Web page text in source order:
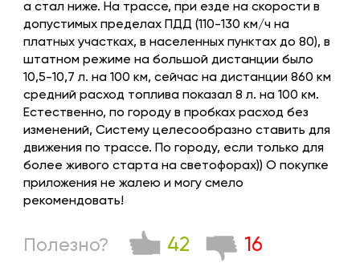
а стал ниже. На трассе, при езде на скорости в
допустимых пределах ПДД (110-130 км/ч на
платных участках, в населенных пунктах до 80), в
штатном режиме на большой дистанции было
10,5-10,7 л. на 100 км, сейчас на дистанции 860 км
средний расход топлива показал 8 л. на 100 км.
Естественно, по городу в пробках расход без
изменений, Систему целесообразно ставить для
движения по трассе. По городу, если только для
более живого старта на светофорах)) О покупке
приложения не жалею и могу смело
рекомендовать!
Полезно? 42 16